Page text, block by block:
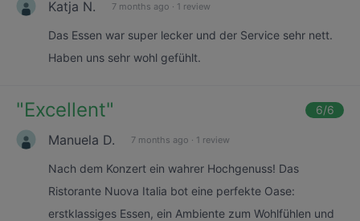
Katja N. 7 months ago · 1 review
Das Essen war super lecker und der Service sehr nett.
Haben uns sehr wohl gefühlt.
"Excellent" 6/6
Manuela D. 7 months ago · 1 review
Nach dem Konzert ein wahrer Hochgenuss! Das
Ristorante Nuova Italia bot eine perfekte Oase:
erstklassiges Essen, ein Ambiente zum Wohlfühlen und